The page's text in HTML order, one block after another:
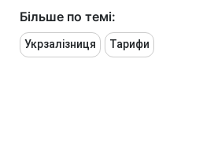
Більше по темі:
Укрзалізниця Тарифи